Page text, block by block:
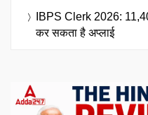
IBPS Clerk 2026:
कर सकता है अप्लाई